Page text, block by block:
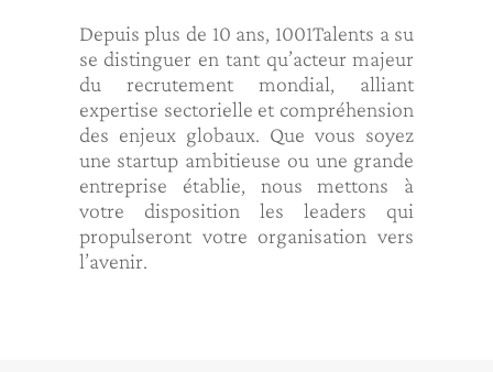
Depuis plus de 10 ans, 1001Talents a su
se distinguer en tant qu’acteur majeur
du recrutement mondial, alliant
expertise sectorielle et compréhension
des enjeux globaux. Que vous soyez
une startup ambitieuse ou une grande
entreprise établie, nous mettons à
votre disposition les leaders qui
propulseront votre organisation vers
l’avenir.